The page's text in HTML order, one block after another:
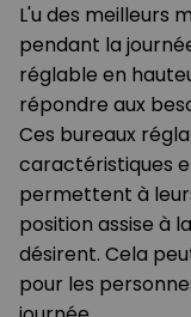
L'u des meilleurs
pendant la
réglable en
répondre aux
Ces bureaux
caractéristiques
permettent à
position assise à
désirent. Cela
pour les